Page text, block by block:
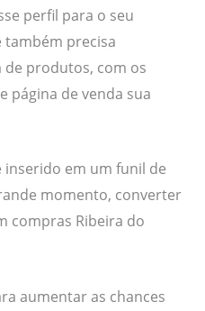
perfil para o seu
também precisa
de produtos, com os
página de venda sua
inserido em um funil de
momento, converter
compras Ribeira do
aumentar as chances